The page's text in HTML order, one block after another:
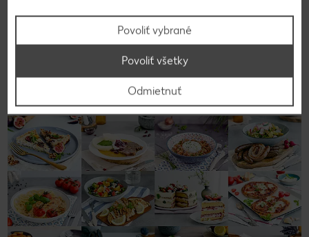
Povoliť vybrané
Odmietnuť
Povoliť všetky